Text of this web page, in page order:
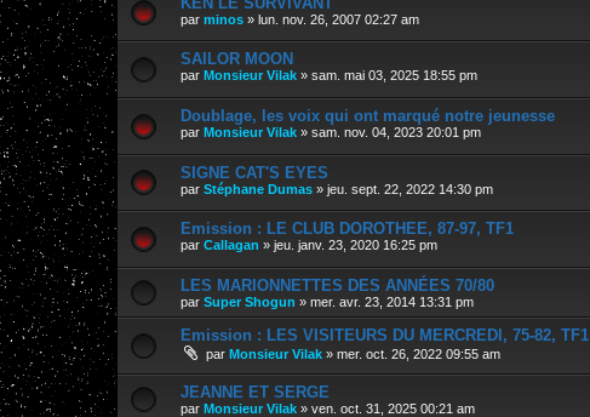
par minos » lun. nov. 26, 2007 02:27 am
SAILOR MOON
par Monsieur Vilak » sam. mai 03, 2025 18:55 pm
Doublage, les voix qui ont marqué notre jeunesse
par Monsieur Vilak » sam. nov. 04, 2023 20:01 pm
SIGNE CAT'S EYES
par Stéphane Dumas » jeu. sept. 22, 2022 14:30 pm
Emission : LE CLUB DOROTHEE, 87-97, TF1
par Callagan » jeu. janv. 23, 2020 16:25 pm
LES MARIONNETTES DES ANNÉES 70/80
par Super Shogun » mer. avr. 23, 2014 13:31 pm
Emission : LES VISITEURS DU MERCREDI, 75-82, TF1
par Monsieur Vilak » mer. oct. 26, 2022 09:55 am
JEANNE ET SERGE
par Monsieur Vilak » ven. oct. 31, 2025 00:21 am